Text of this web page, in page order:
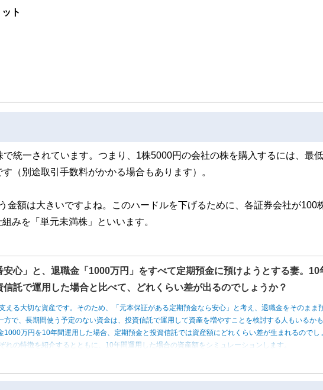
ト
統一されています。つまり、1株5000円の会社の株を購入するには、最
（別途取引手数料がかかる場合もあります）。
金額は大きいですよね。このハードルを下げるために、各証券会社が100
みを「単元未満株」といいます。
安心」と、退職金「1000万円」をすべて定期預金に預けようとする妻。10
託で運用した場合と比べて、どれくらい差が出るのでしょうか？
える大切な資産です。そのため、「元本保証がある定期預金なら安心」と考え、退職金をそのまま
方で、長期間使う予定のない資金は、投資信託で運用して資産を増やすことを検討する人もいるか
万円を10年間運用した場合、定期預金と投資信託では資産額にどれくらい差が生まれるのでし
れの特徴を紹介するとともに、10年間運用した場合の資産額をシミュレーションします。